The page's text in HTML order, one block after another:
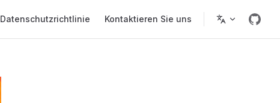
Datenschutzrichtlinie Kontaktieren Sie uns